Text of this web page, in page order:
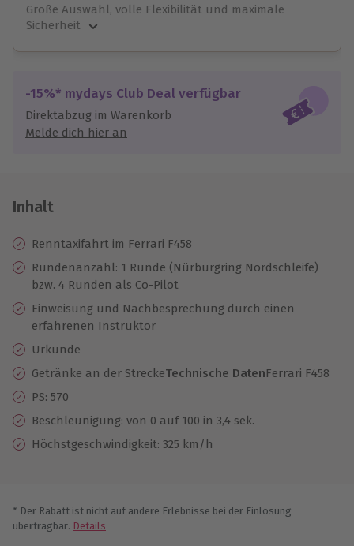
Große Auswahl, volle Flexibilität und maximale
Sicherheit
Jeder Gutschein für alle Erlebnisse einlösbar.
Maximale Sicherheit
10 Jahre gültig & verlängerbar.
-15%* mydays Club Deal verfügbar
Direktabzug im Warenkorb
Melde dich hier an
Inhalt
Renntaxifahrt im Ferrari F458
Rundenanzahl: 1 Runde (Nürburgring Nordschleife)
bzw. 4 Runden als Co-Pilot
Einweisung und Nachbesprechung durch einen
erfahrenen Instruktor
Urkunde
Getränke an der StreckeTechnische DatenFerrari F458
PS: 570
Beschleunigung: von 0 auf 100 in 3,4 sek.
Höchstgeschwindigkeit: 325 km/h
* Der Rabatt ist nicht auf andere Erlebnisse bei der Einlösung
übertragbar. Details